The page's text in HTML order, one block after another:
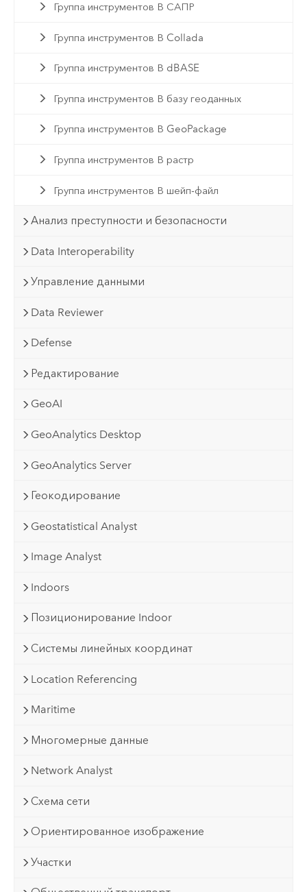
Группа инструментов В САПР
Группа инструментов В Collada
Группа инструментов В dBASE
Группа инструментов В базу геоданных
Группа инструментов В GeoPackage
Группа инструментов В растр
Группа инструментов В шейп-файл
Анализ преступности и безопасности
Data Interoperability
Управление данными
Data Reviewer
Defense
Редактирование
GeoAI
GeoAnalytics Desktop
GeoAnalytics Server
Геокодирование
Geostatistical Analyst
Image Analyst
Indoors
Позиционирование Indoor
Системы линейных координат
Location Referencing
Maritime
Многомерные данные
Network Analyst
Схема сети
Ориентированное изображение
Участки